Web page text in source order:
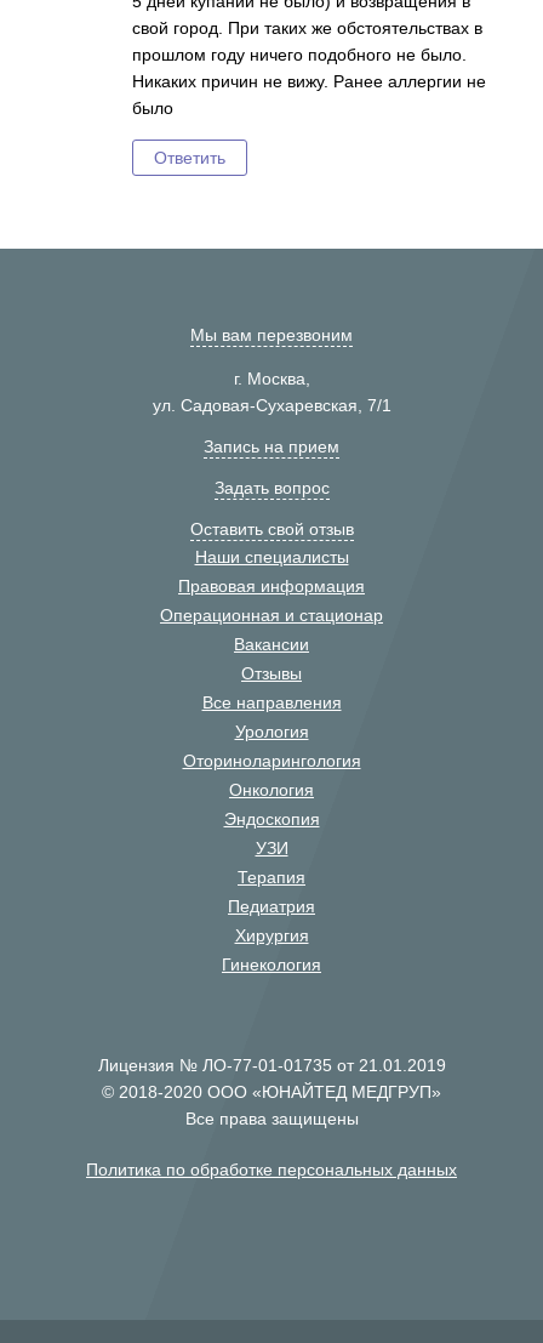
свой город. При таких же обстоятельствах в
прошлом году ничего подобного не было.
Никаких причин не вижу. Ранее аллергии не
было
Ответить
Мы вам перезвоним
г. Москва,
ул. Садовая-Сухаревская, 7/1
Запись на прием
Задать вопрос
Оставить свой отзыв
Наши специалисты
Правовая информация
Операционная и стационар
Вакансии
Отзывы
Все направления
Урология
Оториноларингология
Онкология
Эндоскопия
УЗИ
Терапия
Педиатрия
Хирургия
Гинекология
Лицензия № ЛО-77-01-01735 от 21.01.2019
© 2018-2020 ООО «ЮНАЙТЕД МЕДГРУП»
Все права защищены
Политика по обработке персональных данных